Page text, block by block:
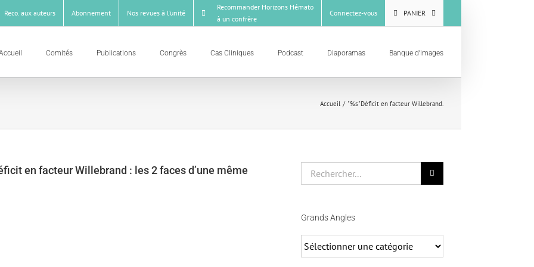
Reco. aux auteurs Abonnement Nos revues à l’unité
Recommander Horizons Hémato
à un confrère
Connectez-vous PANIER
Comités Publications Congrès Cas Cliniques Podcast Diaporamas Banque d’images
Accueil "%s"Déficit en facteur Willebrand.
en facteur Willebrand : les 2 faces d’une même
Grands Angles
Angles